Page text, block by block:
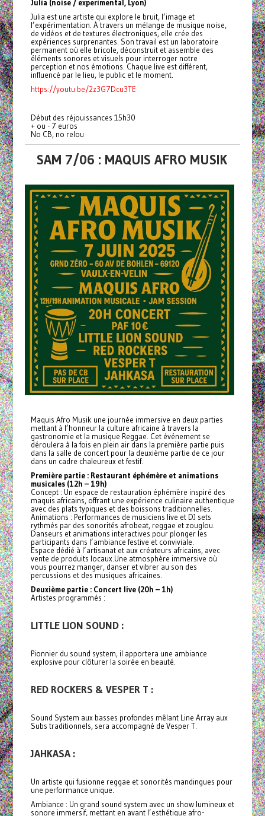
Julia (noise / experimental, Lyon)
Julia est une artiste qui explore le bruit, l’image et
l’expérimentation. À travers un mélange de musique noise,
de vidéos et de textures électroniques, elle crée des
expériences surprenantes. Son travail est un laboratoire
permanent où elle bricole, déconstruit et assemble des
éléments sonores et visuels pour interroger notre
perception et nos émotions. Chaque live est différent,
influencé par le lieu, le public et le moment.
https://youtu.be/2z3G7Dcu3TE
Début des réjouissances 15h30
+ ou - 7 euros
No CB, no relou
SAM 7/06 : MAQUIS AFRO MUSIK
Maquis Afro Musik une journée immersive en deux parties
mettant à l’honneur la culture africaine à travers la
gastronomie et la musique Reggae. Cet événement se
déroulera à la fois en plein air dans la première partie puis
dans la salle de concert pour la deuxième partie de ce jour
dans un cadre chaleureux et festif.
Première partie : Restaurant éphémère et animations
musicales (12h – 19h)
Concept : Un espace de restauration éphémère inspiré des
maquis africains, offrant une expérience culinaire authentique
avec des plats typiques et des boissons traditionnelles.
Animations : Performances de musiciens live et DJ sets
rythmés par des sonorités afrobeat, reggae et zouglou.
Danseurs et animations interactives pour plonger les
participants dans l’ambiance festive et conviviale.
Espace dédié à l’artisanat et aux créateurs africains, avec
vente de produits locaux.Une atmosphère immersive où
vous pourrez manger, danser et vibrer au son des
percussions et des musiques africaines.
Deuxième partie : Concert live (20h – 1h)
Artistes programmés :
LITTLE LION SOUND :
Pionnier du sound system, il apportera une ambiance
explosive pour clôturer la soirée en beauté.
RED ROCKERS & VESPER T :
Sound System aux basses profondes mêlant Line Array aux
Subs traditionnels, sera accompagné de Vesper T.
JAHKASA :
Un artiste qui fusionne reggae et sonorités mandingues pour
une performance unique.
Ambiance : Un grand sound system avec un show lumineux et
sonore immersif, mettant en avant l’esthétique afro-